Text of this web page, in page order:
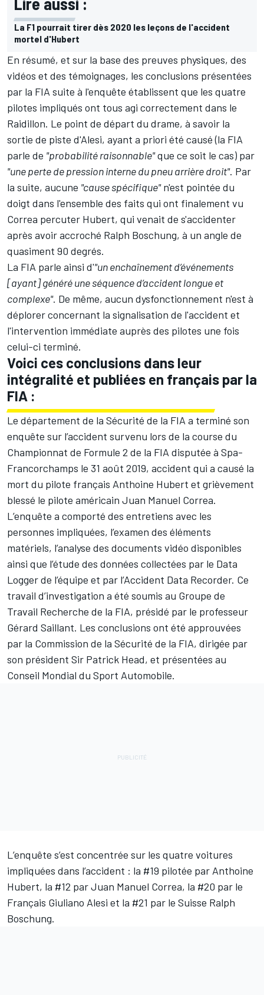
La F1 pourrait tirer dès 2020 les leçons de l'accident
mortel d'Hubert
En résumé, et sur la base des preuves physiques, des
vidéos et des témoignages, les conclusions présentées
par la FIA suite à l'enquête établissent que les quatre
pilotes impliqués ont tous agi correctement dans le
Raidillon. Le point de départ du drame, à savoir la
sortie de piste d'Alesi, ayant a priori été causé (la FIA
parle de "probabilité raisonnable"que ce soit le cas) par
"une perte de pression interne du pneu arrière droit". Par
la suite, aucune "cause spécifique"n'est pointée du
doigt dans l'ensemble des faits qui ont finalement vu
Correa percuter Hubert, qui venait de s'accidenter
après avoir accroché Ralph Boschung, à un angle de
quasiment 90 degrés.
La FIA parle ainsi d'"un enchaînement d’événements
[ayant] généré une séquence d’accident longue et
complexe". De même, aucun dysfonctionnement n'est à
déplorer concernant la signalisation de l'accident et
l'intervention immédiate auprès des pilotes une fois
celui-ci terminé.
Voici ces conclusions dans leur
intégralité et publiées en français par la
FIA :
Le département de la Sécurité de la FIA a terminé son
enquête sur l’accident survenu lors de la course du
Championnat de Formule 2 de la FIA disputée à Spa-
Francorchamps le 31 août 2019, accident qui a causé la
mort du pilote français Anthoine Hubert et grièvement
blessé le pilote américain Juan Manuel Correa.
L’enquête a comporté des entretiens avec les
personnes impliquées, l’examen des éléments
matériels, l’analyse des documents vidéo disponibles
ainsi que l’étude des données collectées par le Data
Logger de l’équipe et par l’Accident Data Recorder. Ce
travail d’investigation a été soumis au Groupe de
Travail Recherche de la FIA, présidé par le professeur
Gérard Saillant. Les conclusions ont été approuvées
par la Commission de la Sécurité de la FIA, dirigée par
son président Sir Patrick Head, et présentées au
Conseil Mondial du Sport Automobile.
L’enquête s’est concentrée sur les quatre voitures
impliquées dans l’accident : la #19 pilotée par Anthoine
Hubert, la #12 par Juan Manuel Correa, la #20 par le
Français Giuliano Alesi et la #21 par le Suisse Ralph
Boschung.